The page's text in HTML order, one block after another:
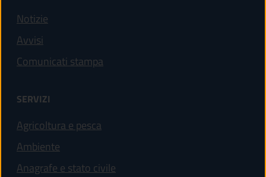
Notizie
Avvisi
Comunicati stampa
SERVIZI
Agricoltura e pesca
Ambiente
Anagrafe e stato civile